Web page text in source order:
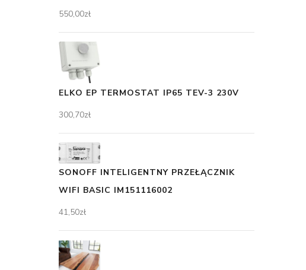
550,00zł
ELKO EP TERMOSTAT IP65 TEV-3 230V
300,70zł
SONOFF INTELIGENTNY PRZEŁĄCZNIK
WIFI BASIC IM151116002
41,50zł